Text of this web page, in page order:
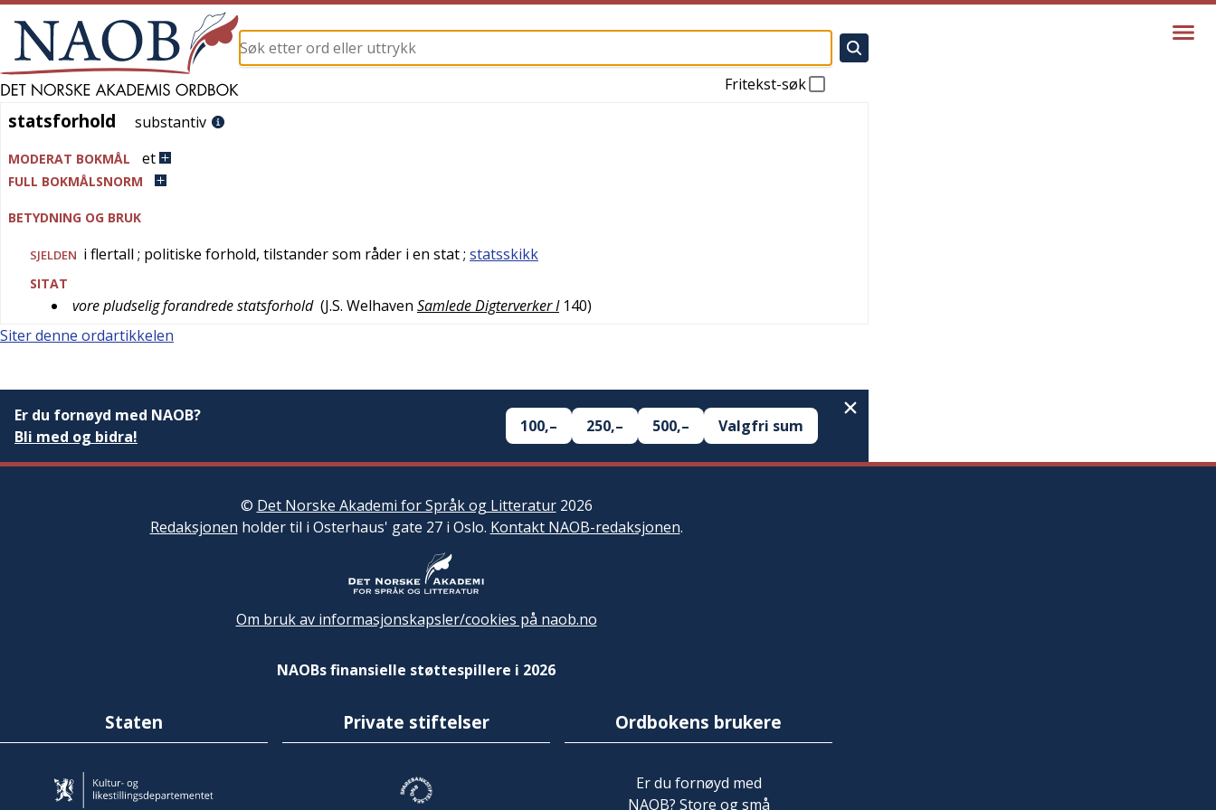
Fritekst-søk
statsforhold
statsforhold substantiv
MODERAT BOKMÅL et
FULL BOKMÅLSNORM
BETYDNING OG BRUK
SJELDEN i flertall ; politiske forhold, tilstander som råder i en stat; statsskikk
SITAT
vore pludselig forandrede statsforhold (J.S. Welhaven Samlede Digterverker I 140)
Siter denne ordartikkelen
Er du fornøyd med NAOB?
Bli med og bidra!
100,– 250,– 500,– Valgfri sum
© Det Norske Akademi for Språk og Litteratur2026
Redaksjonen holder til i Osterhaus' gate 27 i Oslo. Kontakt NAOB-redaksjonen.
Om bruk av informasjonskapsler/cookies på naob.no
NAOBs finansielle støttespillere i 2026
Staten Private stiftelser Ordbokens brukere
Er du fornøyd med
NAOB? Store og små